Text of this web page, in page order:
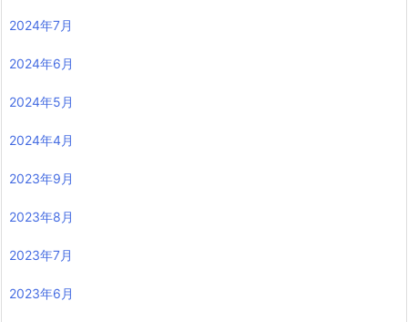
2024年7月
2024年6月
2024年5月
2024年4月
2023年9月
2023年8月
2023年7月
2023年6月